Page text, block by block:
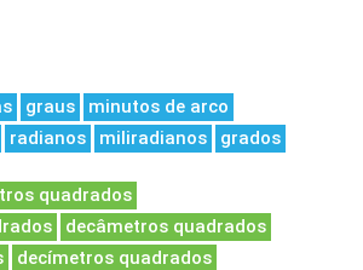
graus
minutos de arco
radianos miliradianos grados
quadrados
decâmetros quadrados
decímetros quadrados